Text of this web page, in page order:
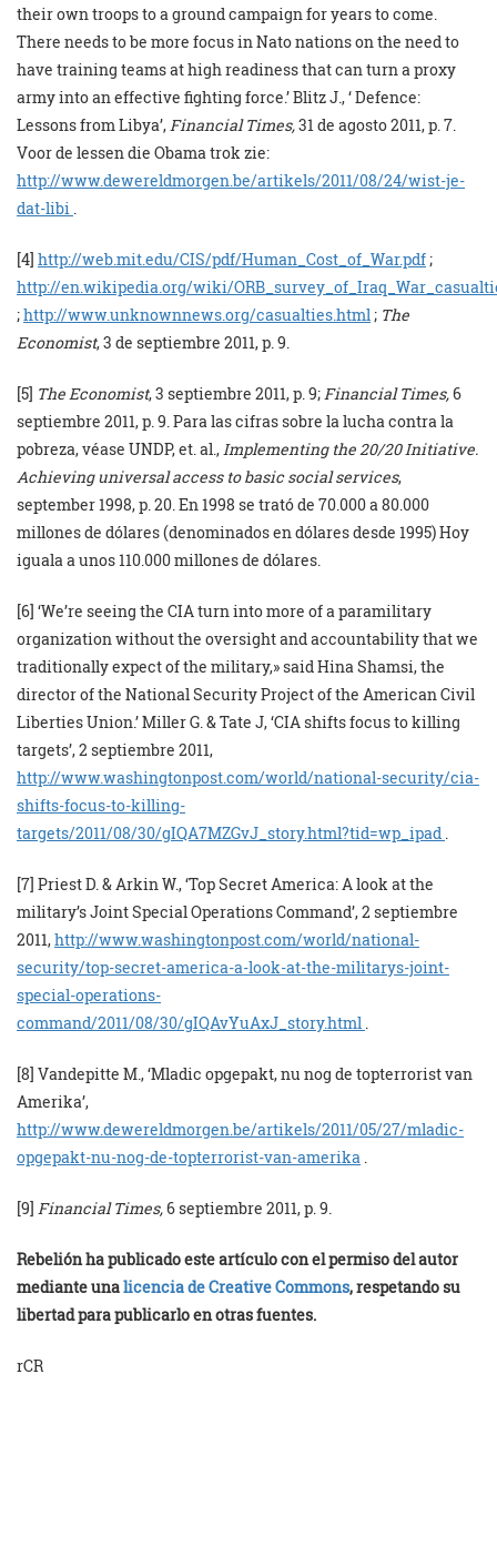
their own troops to a ground campaign for years to come.
There needs to be more focus in Nato nations on the need to
have training teams at high readiness that can turn a proxy
army into an effective fighting force.’ Blitz J., ‘ Defence:
Lessons from Libya’,Financial Times,31 de agosto 2011, p. 7.
Voor de lessen die Obama trok zie:
http://www.dewereldmorgen.be/artikels/2011/08/24/wist-je-
dat-libi .
[4] http://web.mit.edu/CIS/pdf/Human_Cost_of_War.pdf ;
http://en.wikipedia.org/wiki/
;http://www.unknownnews.org/casualties.html ; The
Economist, 3 de septiembre 2011, p. 9.
[5] The Economist, 3 septiembre 2011, p. 9;Financial Times,6
septiembre 2011, p. 9. Para las cifras sobre la lucha contra la
pobreza, véase UNDP, et. al.,Implementing the 20/20 Initiative.
Achieving universal access to basic social services,
september 1998, p. 20. En 1998 se trató de 70.000 a 80.000
millones de dólares (denominados en dólares desde 1995) Hoy
iguala a unos 110.000 millones de dólares.
[6] ‘We’re seeing the CIA turn into more of a paramilitary
organization without the oversight and accountability that we
traditionally expect of the military,» said Hina Shamsi, the
director of the National Security Project of the American Civil
Liberties Union.’ Miller G. & Tate J, ‘CIA shifts focus to killing
targets’, 2 septiembre 2011,
http://www.washingtonpost.com/world/national-security/cia-
shifts-focus-to-killing-
targets/2011/08/30/gIQA7MZGvJ_story.html?tid=wp_ipad .
[7] Priest D. & Arkin W., ‘Top Secret America: A look at the
military’s Joint Special Operations Command’, 2 septiembre
2011,http://www.washingtonpost.com/world/national-
security/top-secret-america-a-look-at-the-militarys-joint-
special-operations-
command/2011/08/30/gIQAvYuAxJ_story.html .
[8] Vandepitte M., ‘Mladic opgepakt, nu nog de topterrorist van
Amerika’,
http://www.dewereldmorgen.be/artikels/2011/05/27/mladic-
opgepakt-nu-nog-de-topterrorist-van-amerika .
[9] Financial Times,6 septiembre 2011, p. 9.
Rebelión ha publicado este artículo con el permiso del autor
mediante unalicencia de Creative Commons, respetando su
libertad para publicarlo en otras fuentes.
rCR